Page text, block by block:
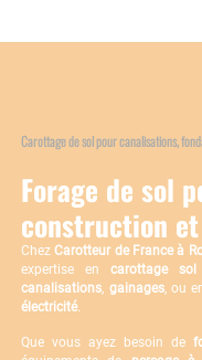
Carottage de sol pour canalisations,
Forage de sol
construction
ChezCarotteur de France à
expertise encarottage sol
canalisations, gainages, ou
électricité.
Que vous ayez besoin de